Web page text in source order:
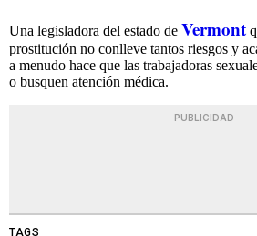
Una legisladora del estado de Vermont
prostitución no conlleve tantos riesgos y
a menudo hace que las trabajadoras
o busquen atención médica.
PUBLICIDAD
TAGS